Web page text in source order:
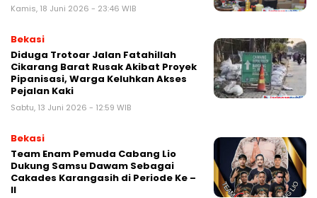
Kamis, 18 Juni 2026 - 23:46 WIB
Bekasi
Diduga Trotoar Jalan Fatahillah
Cikarang Barat Rusak Akibat Proyek
Pipanisasi, Warga Keluhkan Akses
Pejalan Kaki
Sabtu, 13 Juni 2026 - 12:59 WIB
Bekasi
Team Enam Pemuda Cabang Lio
Dukung Samsu Dawam Sebagai
Cakades Karangasih di Periode Ke –
II